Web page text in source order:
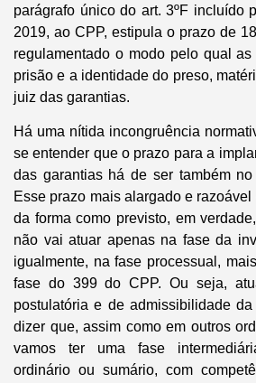
parágrafo único do art. 3ºF incluído
2019, ao CPP, estipula o prazo de
regulamentado o modo pelo qual
prisão e a identidade do preso,
juiz das garantias.
Há uma nítida incongruência
se entender que o prazo para a
das garantias há de ser também
Esse prazo mais alargado e
da forma como previsto, em
não vai atuar apenas na fase da
igualmente, na fase processual,
fase do 399 do CPP. Ou seja,
postulatória e de admissibilidade
dizer que, assim como em outros
vamos ter uma fase
ordinário ou sumário, com